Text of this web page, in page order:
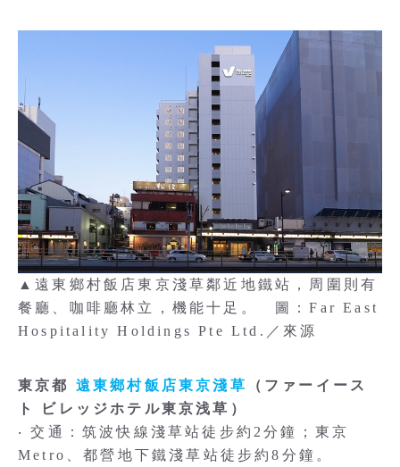
▲遠東鄉村飯店東京淺草鄰近地鐵站，周圍則有
餐廳、咖啡廳林立，機能十足。 圖：Far East
Hospitality Holdings Pte Ltd.／來源
東京都 遠東鄉村飯店東京淺草
（ファーイース
ト ビレッジホテル東京浅草）
‧ 交通：筑波快線淺草站徒步約2分鐘；東京
Metro、都營地下鐵淺草站徒步約8分鐘。